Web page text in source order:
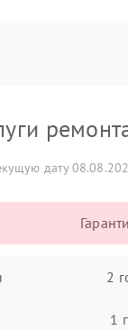
дату
2
1